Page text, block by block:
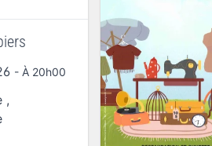
- À 20h00
,